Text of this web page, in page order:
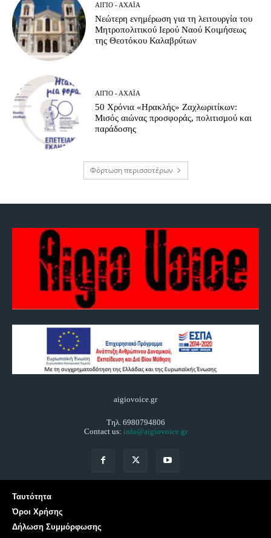
ΑΊΓΙΟ - ΑΧΑΪ́Α
Νεώτερη ενημέρωση για τη λειτουργία του
Μητροπολιτικού Ιερού Ναού Κοιμήσεως
της Θεοτόκου Καλαβρύτων
ΑΊΓΙΟ - ΑΧΑΪ́Α
50 Χρόνια «Ηρακλής» Ζαχλωριτίκων:
Μισός αιώνας προσφοράς, πολιτισμού και
παράδοσης
Φόρτωση περισσοτέρων
aigiovoice.gr
Τηλ. 6980794806
Contact us: info@aigiovoice.gr
Ταυτότητα
Όροι Χρήσης
Δήλωση Συμμόρφωσης